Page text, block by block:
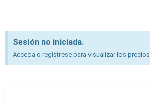
Sesión no iniciada.
Acceda o regístrese para visualizar los precios.